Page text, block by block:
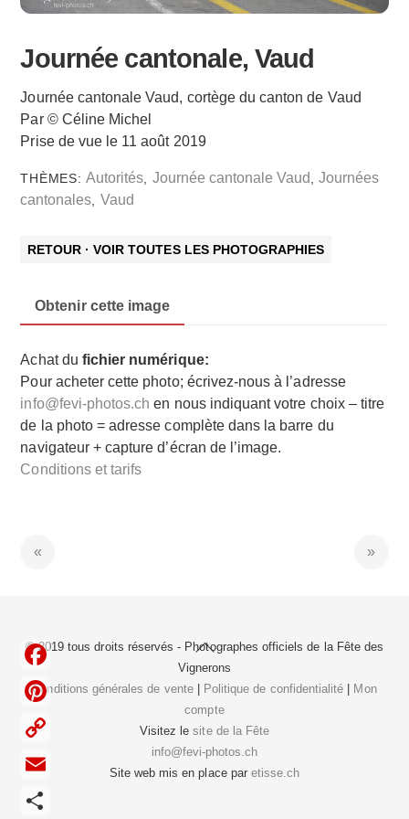
Journée cantonale, Vaud
Journée cantonale Vaud, cortège du canton de Vaud
Par © Céline Michel
Prise de vue le 11 août 2019
THÈMES:Autorités Journée cantonale Vaud ,Journées
cantonales Vaud
RETOUR · VOIR TOUTES LES PHOTOGRAPHIES
Obtenir cette image
Achat du fichier numérique:
Pour acheter cette photo; écrivez-nous à l’adresse
info@fevi-photos.ch en nous indiquant votre choix – titre
de la photo = adresse complète dans la barre du
navigateur + capture d’écran de l’image.
Conditions et tarifs
Back
To
Top
© 2019 tous droits réservés - Photographes officiels de la Fête des
Vignerons
Conditions générales de vente| Politique de confidentialité
Mon
compte
Visitez lesite de la Fête
info@fevi-photos.ch
Site web mis en place par etisse.ch
F
c
e
b
C